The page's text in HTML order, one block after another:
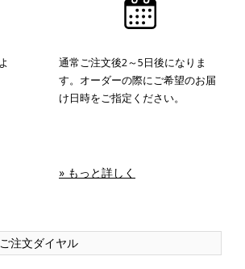
通常ご注文後2～5日後になりま
す。オーダーの際にご希望のお届
け日時をご指定ください。
» もっと詳しく
ご注文ダイヤル